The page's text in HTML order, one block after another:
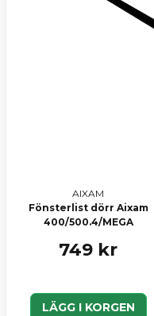
AIXAM
Fönsterlist dörr Aixam
400/500.4/MEGA
749 kr
LÄGG I KORGEN